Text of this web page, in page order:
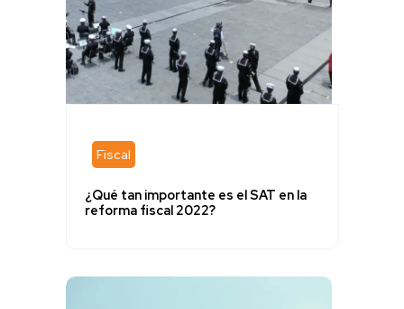
Fiscal
¿Qué tan importante es el SAT en la
reforma fiscal 2022?